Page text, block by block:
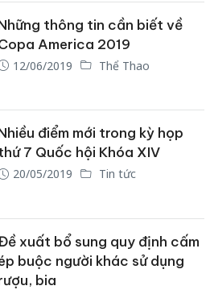
thông tin cần biết về
America 2019
12/06/2019 Thể Thao
điểm mới trong kỳ họp
7 Quốc hội Khóa XIV
20/05/2019 Tin tức
xuất bổ sung quy định cấm
buộc người khác sử dụng
bia